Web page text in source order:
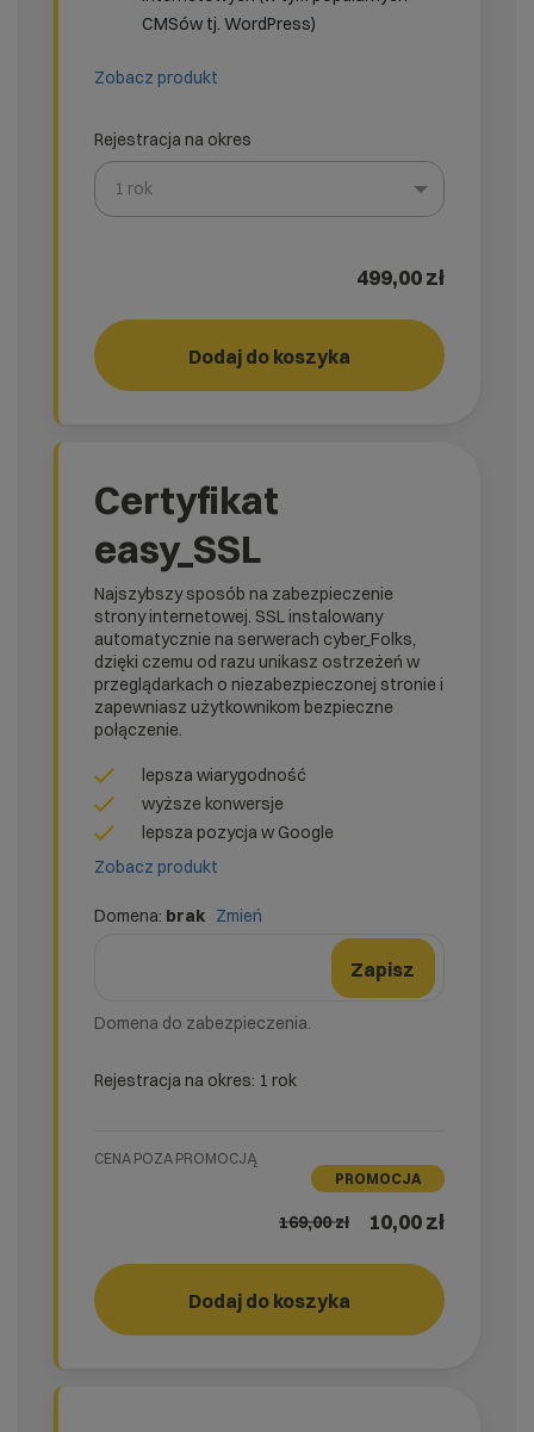
CMSów tj. WordPress)
Zobacz produkt
Rejestracja na okres
1 rok
499,00 zł
Dodaj do koszyka Pakiet wydajność
Certyfikat
easy_SSL
Najszybszy sposób na zabezpieczenie
strony internetowej. SSL instalowany
automatycznie na serwerach cyber_Folks,
dzięki czemu od razu unikasz ostrzeżeń w
przeglądarkach o niezabezpieczonej stronie i
zapewniasz użytkownikom bezpieczne
połączenie.
lepsza wiarygodność
wyższe konwersje
lepsza pozycja w Google
Zobacz produkt
Domena: brak Zmień
Zmień formularz domeny
Zapisz
Domena do zabezpieczenia.
Rejestracja na okres: 1 rok
CENA POZA PROMOCJĄ
PROMOCJA
169,00zł 10,00 zł
Dodaj do koszyka